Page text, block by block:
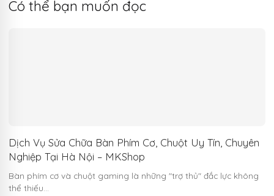
Có thể bạn muốn đọc
Dịch Vụ Sửa Chữa Bàn Phím Cơ, Chuột Uy Tín, Chuyên
Nghiệp Tại Hà Nội – MKShop
Bàn phím cơ và chuột gaming là những "trợ thủ" đắc lực không
thể thiếu…